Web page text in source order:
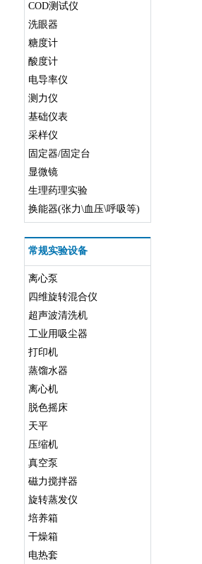
COD测试仪
洗眼器
糖度计
酸度计
电导率仪
测力仪
基础仪表
采样仪
固定器/固定台
显微镜
生理药理实验
换能器(张力\血压\呼吸等)
常规实验设备
离心泵
四维旋转混合仪
超声波清洗机
工业用吸尘器
打印机
蒸馏水器
离心机
脱色摇床
天平
压缩机
真空泵
磁力搅拌器
旋转蒸发仪
培养箱
干燥箱
电热套